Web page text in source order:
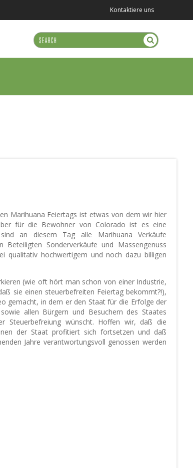
Kontaktiere uns
Marihuana Feiertags ist etwas von dem wir hier
für die Bewohner von Colorado ist es eine
sind an diesem Tag alle Marihuana Verkäufe
Beteiligten Sonderverkäufe und Massengenuss
qualitativ hochwertigem und noch dazu billigen
(wie oft hört man schon von einer Industrie,
sie einen steuerbefreiten Feiertag bekommt?!),
gemacht, in dem er den Staat für die Erfolge der
allen Bürgern und Besuchern des Staates
Steuerbefreiung wünscht. Hoffen wir, daß die
der Staat profitiert sich fortsetzen und daß
Jahre verantwortungsvoll genossen werden